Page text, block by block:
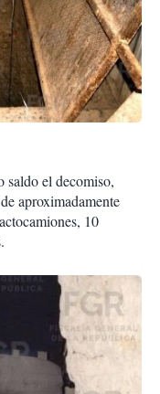
saldo el decomiso,
aproximadamente
10